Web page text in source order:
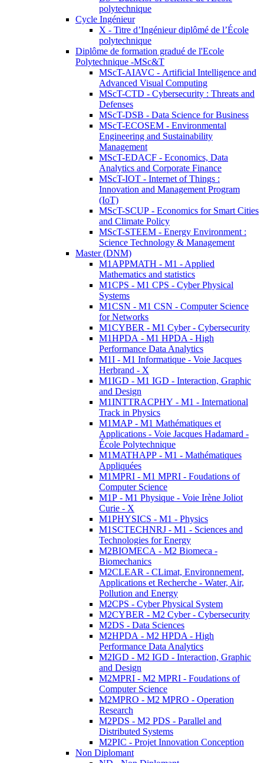
polytechnique
Cycle Ingénieur
X - Titre d’Ingénieur diplômé de l’École
polytechnique
Diplôme de formation gradué de l'Ecole
Polytechnique -MSc&T
MScT-AIAVC - Artificial Intelligence and
Advanced Visual Computing
MScT-CTD - Cybersecurity : Threats and
Defenses
MScT-DSB - Data Science for Business
MScT-ECOSEM - Environmental
Engineering and Sustainability
Management
MScT-EDACF - Economics, Data
Analytics and Corporate Finance
MScT-IOT - Internet of Things :
Innovation and Management Program
(IoT)
MScT-SCUP - Economics for Smart Cities
and Climate Policy
MScT-STEEM - Energy Environment :
Science Technology & Management
Master (DNM)
M1APPMATH - M1 - Applied
Mathematics and statistics
M1CPS - M1 CPS - Cyber Physical
Systems
M1CSN - M1 CSN - Computer Science
for Networks
M1CYBER - M1 Cyber - Cybersecurity
M1HPDA - M1 HPDA - High
Performance Data Analytics
M1I - M1 Informatique - Voie Jacques
Herbrand - X
M1IGD - M1 IGD - Interaction, Graphic
and Design
M1INTTRACPHY - M1 - International
Track in Physics
M1MAP - M1 Mathématiques et
Applications - Voie Jacques Hadamard -
École Polytechnique
M1MATHAPP - M1 - Mathématiques
Appliquées
M1MPRI - M1 MPRI - Foudations of
Computer Science
M1P - M1 Physique - Voie Irène Joliot
Curie - X
M1PHYSICS - M1 - Physics
M1SCTECHNRJ - M1 - Sciences and
Technologies for Energy
M2BIOMECA - M2 Biomeca -
Biomechanics
M2CLEAR - CLimat, Environnement,
Applications et Recherche - Water, Air,
Pollution and Energy
M2CPS - Cyber Physical System
M2CYBER - M2 Cyber - Cybersecurity
M2DS - Data Sciences
M2HPDA - M2 HPDA - High
Performance Data Analytics
M2IGD - M2 IGD - Interaction, Graphic
and Design
M2MPRI - M2 MPRI - Foudations of
Computer Science
M2MPRO - M2 MPRO - Operation
Research
M2PDS - M2 PDS - Parallel and
Distributed Systems
M2PIC - Projet Innovation Conception
Non Diplomant